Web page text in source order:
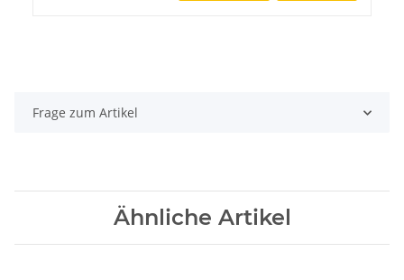
Frage zum Artikel
Ähnliche Artikel